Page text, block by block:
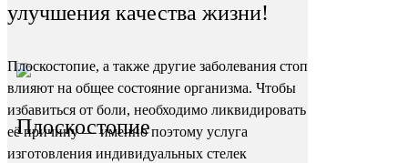
Плоскостопие
улучшения качества жизни!
Плоскостопие, а также другие заболевания стоп
влияют на общее состояние организма. Чтобы
избавиться от боли, необходимо ликвидировать
её причину — именно поэтому услуга
изготовления индивидуальных стелек